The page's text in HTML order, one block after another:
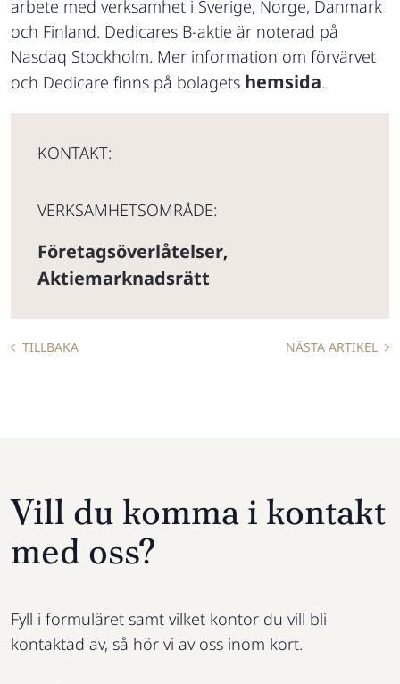
arbete med verksamhet i Sverige, Norge, Danmark
och Finland. Dedicares B-aktie är noterad på
Nasdaq Stockholm. Mer information om förvärvet
och Dedicare finns på bolagets hemsida.
KONTAKT:
VERKSAMHETSOMRÅDE:
Företagsöverlåtelser,
Aktiemarknadsrätt
TILLBAKA NÄSTA ARTIKEL
Vill du komma i kontakt
med oss?
Fyll i formuläret samt vilket kontor du vill bli
kontaktad av, så hör vi av oss inom kort.